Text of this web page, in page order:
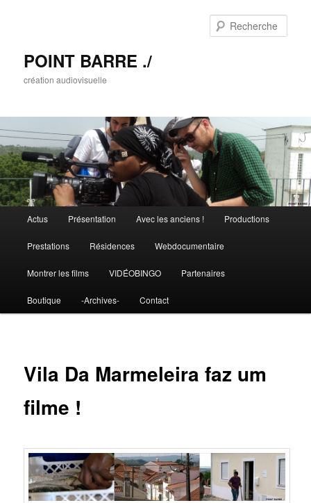
POINT BARRE ./
création audiovisuelle
Aller au contenu principal
Aller au contenu secondaire
Actus Présentation Avec les anciens ! Productions
Prestations Résidences Webdocumentaire
Montrer les films VIDÉOBINGO Partenaires
Boutique -Archives- Contact
Vila Da Marmeleira faz um
filme !